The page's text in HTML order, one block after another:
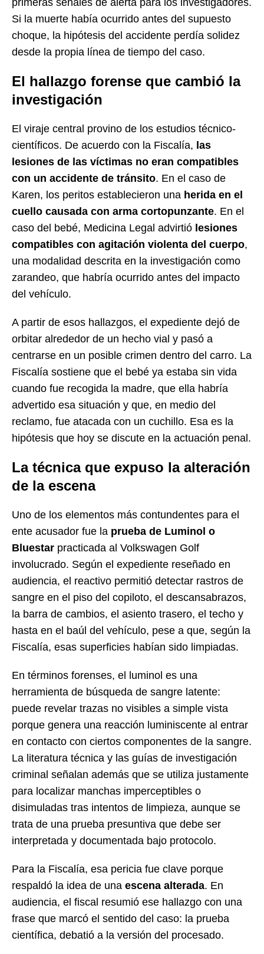
Si la muerte había ocurrido antes del supuesto
choque, la hipótesis del accidente perdía solidez
desde la propia línea de tiempo del caso.
El hallazgo forense que cambió la
investigación
El viraje central provino de los estudios técnico-
científicos. De acuerdo con la Fiscalía, las
lesiones de las víctimas no eran compatibles
con un accidente de tránsito. En el caso de
Karen, los peritos establecieron una herida en el
cuello causada con arma cortopunzante. En el
caso del bebé, Medicina Legal advirtió lesiones
compatibles con agitación violenta del cuerpo,
una modalidad descrita en la investigación como
zarandeo, que habría ocurrido antes del impacto
del vehículo.
A partir de esos hallazgos, el expediente dejó de
orbitar alrededor de un hecho vial y pasó a
centrarse en un posible crimen dentro del carro. La
Fiscalía sostiene que el bebé ya estaba sin vida
cuando fue recogida la madre, que ella habría
advertido esa situación y que, en medio del
reclamo, fue atacada con un cuchillo. Esa es la
hipótesis que hoy se discute en la actuación penal.
La técnica que expuso la alteración
de la escena
Uno de los elementos más contundentes para el
ente acusador fue la prueba de Luminol o
Bluestar practicada al Volkswagen Golf
involucrado. Según el expediente reseñado en
audiencia, el reactivo permitió detectar rastros de
sangre en el piso del copiloto, el descansabrazos,
la barra de cambios, el asiento trasero, el techo y
hasta en el baúl del vehículo, pese a que, según la
Fiscalía, esas superficies habían sido limpiadas.
En términos forenses, el luminol es una
herramienta de búsqueda de sangre latente:
puede revelar trazas no visibles a simple vista
porque genera una reacción luminiscente al entrar
en contacto con ciertos componentes de la sangre.
La literatura técnica y las guías de investigación
criminal señalan además que se utiliza justamente
para localizar manchas imperceptibles o
disimuladas tras intentos de limpieza, aunque se
trata de una prueba presuntiva que debe ser
interpretada y documentada bajo protocolo.
Para la Fiscalía, esa pericia fue clave porque
respaldó la idea de una escena alterada. En
audiencia, el fiscal resumió ese hallazgo con una
frase que marcó el sentido del caso: la prueba
científica, debatió a la versión del procesado.